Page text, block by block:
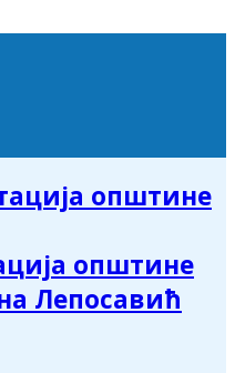
општине
Лепосавић